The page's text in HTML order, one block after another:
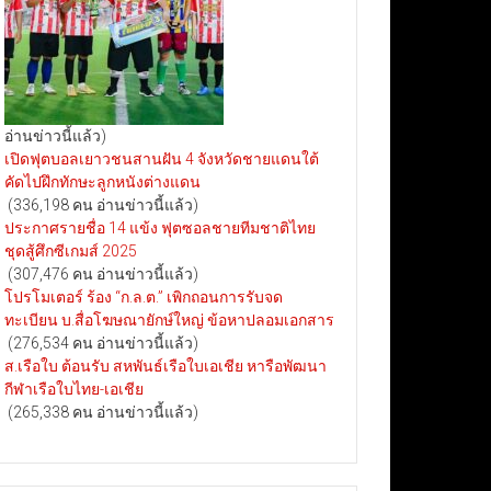
อ่านข่าวนี้แล้ว)
เปิดฟุตบอลเยาวชนสานฝัน 4 จังหวัดชายแดนใต้
คัดไปฝึกทักษะลูกหนังต่างแดน
(336,198 คน อ่านข่าวนี้แล้ว)
ประกาศรายชื่อ 14 แข้ง ฟุตซอลชายทีมชาติไทย
ชุดสู้ศึกซีเกมส์ 2025
(307,476 คน อ่านข่าวนี้แล้ว)
โปรโมเตอร์ ร้อง “ก.ล.ต.” เพิกถอนการรับจด
ทะเบียน บ.สื่อโฆษณายักษ์ใหญ่ ข้อหาปลอมเอกสาร
(276,534 คน อ่านข่าวนี้แล้ว)
ส.เรือใบ ต้อนรับ สหพันธ์เรือใบเอเชีย หารือพัฒนา
กีฬาเรือใบไทย-เอเชีย
(265,338 คน อ่านข่าวนี้แล้ว)